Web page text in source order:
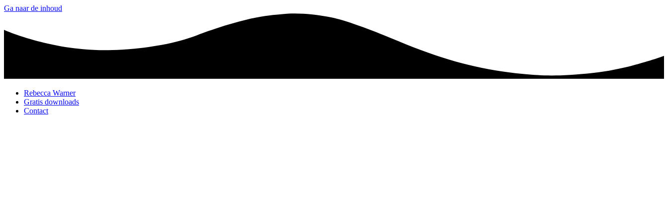
Ga naar de inhoud
Rebecca Warner
Gratis downloads
Contact